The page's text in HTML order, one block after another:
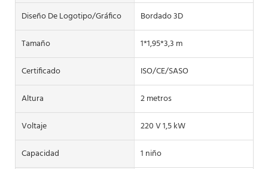
Diseño De Logotipo/gráfico
Bordado 3D
Tamaño
1*1,95*3,3 m
Certificado
ISO/CE/SASO
Altura
2 metros
Voltaje
220 V 1,5 kW
Capacidad
1 niño